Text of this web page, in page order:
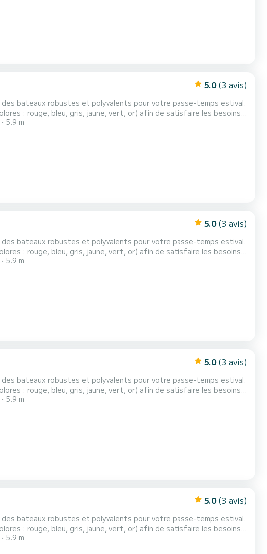
5.0 (3 avis)
des bateaux robustes et polyvalents pour votre passe-temps estival.
: rouge, bleu, gris, jaune, vert, or) afin de satisfaire les besoins
à l'arrière pouvant accueillir un maximum de 3 pe...
5.9 m
5.0 (3 avis)
des bateaux robustes et polyvalents pour votre passe-temps estival.
: rouge, bleu, gris, jaune, vert, or) afin de satisfaire les besoins
à l'arrière pouvant accueillir un maximum de 3 pe...
5.9 m
5.0 (3 avis)
des bateaux robustes et polyvalents pour votre passe-temps estival.
: rouge, bleu, gris, jaune, vert, or) afin de satisfaire les besoins
à l'arrière pouvant accueillir un maximum de 3 pe...
5.9 m
5.0 (3 avis)
des bateaux robustes et polyvalents pour votre passe-temps estival.
: rouge, bleu, gris, jaune, vert, or) afin de satisfaire les besoins
à l'arrière pouvant accueillir un maximum de 3 pe...
5.9 m